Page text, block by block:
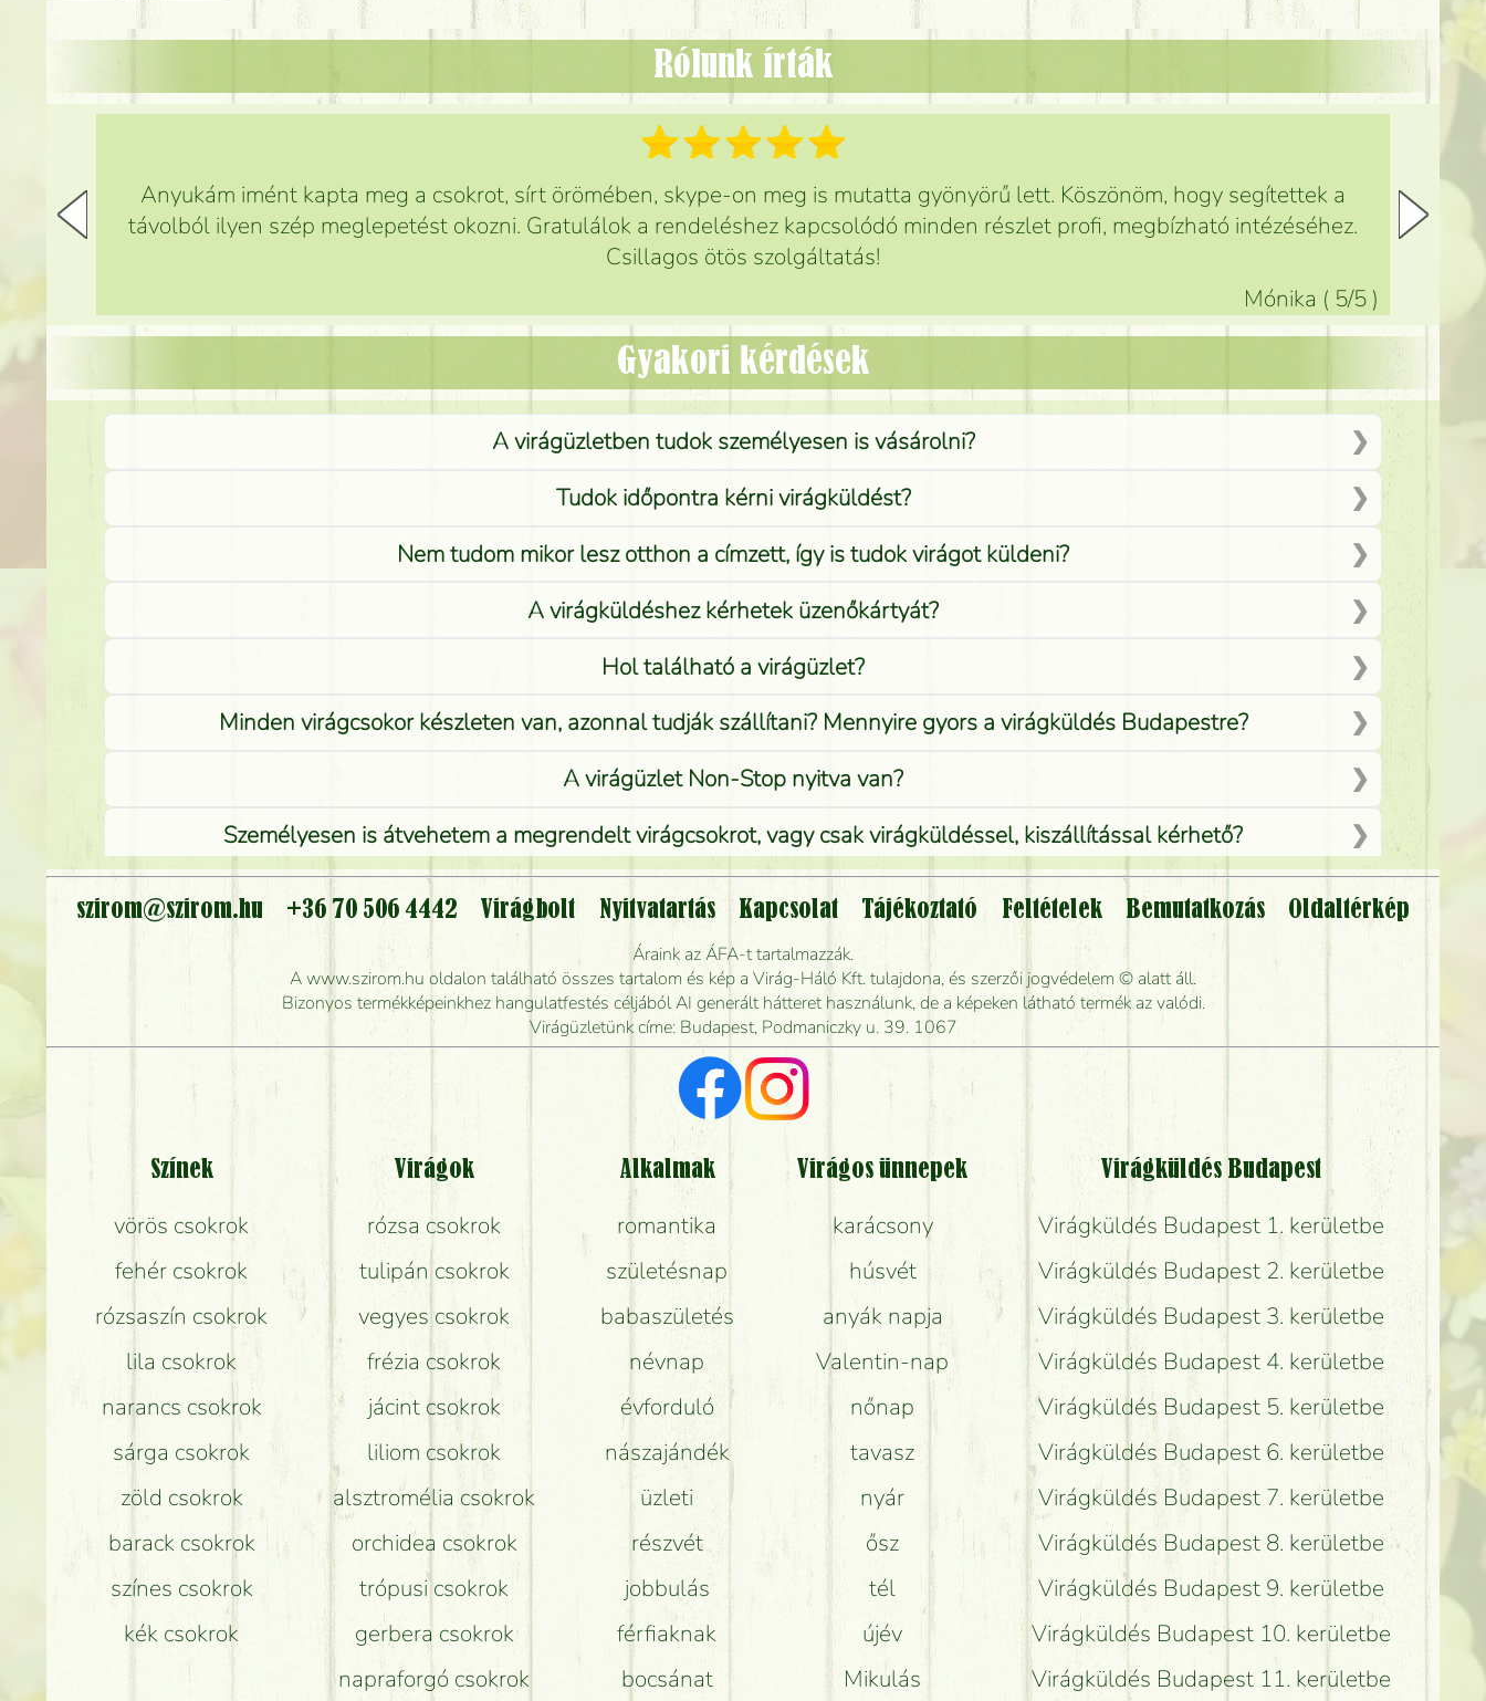
Rólunk írták
Anyukám imént kapta meg a csokrot, sírt örömében, skype-on meg is mutatta gyönyörű lett. Köszönöm, hogy segítettek a
távolból ilyen szép meglepetést okozni. Gratulálok a rendeléshez kapcsolódó minden részlet profi, megbízható intézéséhez.
Csillagos ötös szolgáltatás!
Mónika ( 5/5 )
Gyakori kérdések
A virágüzletben tudok személyesen is vásárolni?
Tudok időpontra kérni virágküldést?
Nem tudom mikor lesz otthon a címzett, így is tudok virágot küldeni?
A virágküldéshez kérhetek üzenőkártyát?
Hol található a virágüzlet?
Minden virágcsokor készleten van, azonnal tudják szállítani? Mennyire gyors a virágküldés Budapestre?
A virágüzlet Non-Stop nyitva van?
Személyesen is átvehetem a megrendelt virágcsokrot, vagy csak virágküldéssel, kiszállítással kérhető?
Vidékre is lehet rendelni?
Meddig rendelhetek virágküldést úgy, hogy még ma kiszállítsák?
Mennyire gyorsan tudják elkészíteni a csokrot, és mikor tudják leghamarabb kiszállítani?
Vörös rózsát keresek, van önöknél?
Milyen visszajelzést kapok a virágküldésről?
Tényleg azt kapom, ami a képen van?
Mit kell tudni a virágcsokrok szállításáról?
Hogy marad a lehető legtovább friss a csokor?
Tudok adventi koszorút vásárolni boltban?
szirom@szirom.hu +36 70 506 4442 Virágbolt Nyitvatartás Kapcsolat Tájékoztató Feltételek Bemutatkozás
Oldaltérkép
Áraink az ÁFA-t tartalmazzák.
A www.szirom.hu oldalon található összes tartalom és kép a Virág-Háló Kft. tulajdona, és szerzői jogvédelem © alatt áll.
Bizonyos termékképeinkhez hangulatfestés céljából AI generált hátteret használunk, de a képeken látható termék az valódi.
Virágüzletünk címe: Budapest, Podmaniczky u. 39. 1067
Színek
vörös csokrok
fehér csokrok
rózsaszín csokrok
lila csokrok
narancs csokrok
sárga csokrok
zöld csokrok
barack csokrok
színes csokrok
kék csokrok
Virágok
rózsa csokrok
tulipán csokrok
vegyes csokrok
frézia csokrok
jácint csokrok
liliom csokrok
alsztromélia csokrok
orchidea csokrok
trópusi csokrok
gerbera csokrok
napraforgó csokrok
Alkalmak
romantika
születésnap
babaszületés
névnap
évforduló
nászajándék
üzleti
részvét
jobbulás
férfiaknak
bocsánat
Virágos ünnepek
karácsony
húsvét
anyák napja
Valentin-nap
nőnap
tavasz
nyár
ősz
tél
újév
Mikulás
Virágküldés Budapest
Virágküldés Budapest 1. kerületbe
Virágküldés Budapest 2. kerületbe
Virágküldés Budapest 3. kerületbe
Virágküldés Budapest 4. kerületbe
Virágküldés Budapest 5. kerületbe
Virágküldés Budapest 6. kerületbe
Virágküldés Budapest 7. kerületbe
Virágküldés Budapest 8. kerületbe
Virágküldés Budapest 9. kerületbe
Virágküldés Budapest 10. kerületbe
Virágküldés Budapest 11. kerületbe